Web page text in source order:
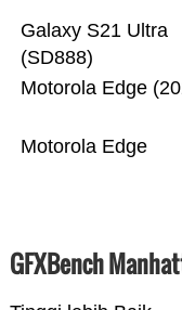
Motorola Edge
Motorola Edge
Galaxy S21 Ultra
(SD888)
GFXBench